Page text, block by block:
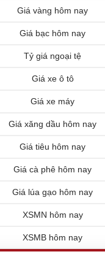
Giá vàng hôm nay
Giá bạc hôm nay
Tỷ giá ngoại tệ
Giá xe ô tô
Giá xe máy
Giá xăng dầu hôm nay
Giá tiêu hôm nay
Giá cà phê hôm nay
Giá lúa gạo hôm nay
XSMN hôm nay
XSMB hôm nay